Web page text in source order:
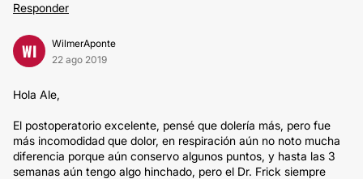
Responder
WI
WilmerAponte
22 ago 2019
Hola Ale,
El postoperatorio excelente, pensé que dolería más, pero fue
más incomodidad que dolor, en respiración aún no noto mucha
diferencia porque aún conservo algunos puntos, y hasta las 3
semanas aún tengo algo hinchado, pero el Dr. Frick siempre